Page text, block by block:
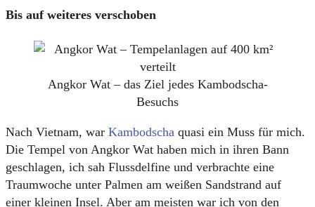
Bis auf weiteres verschoben
Angkor Wat – das Ziel jedes Kambodscha-
Besuchs
Nach Vietnam, war Kambodscha quasi ein Muss für mich.
Die Tempel von Angkor Wat haben mich in ihren Bann
geschlagen, ich sah Flussdelfine und verbrachte eine
Traumwoche unter Palmen am weißen Sandstrand auf
einer kleinen Insel. Aber am meisten war ich von den